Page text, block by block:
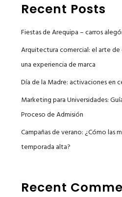
Recent Posts
Fiestas de Arequipa – carros
Arquitectura comercial: el arte
una experiencia de marca
Día de la Madre: activaciones en
Marketing para Universidades:
Proceso de Admisión
Campañas de verano: ¿Cómo las
temporada alta?
Recent